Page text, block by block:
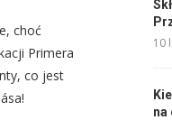
choć
Primera
co jest
10
na